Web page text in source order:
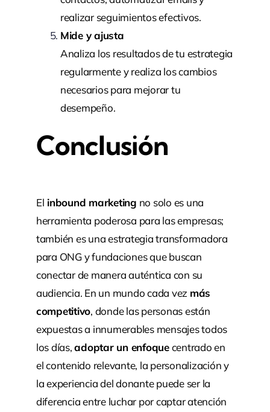
realizar seguimientos efectivos.
Mide y ajusta
Analiza los resultados de tu estrategia
regularmente y realiza los cambios
necesarios para mejorar tu
desempeño.
Conclusión
El inbound marketing no solo es una
herramienta poderosa para las empresas;
también es una estrategia transformadora
para ONG y fundaciones que buscan
conectar de manera auténtica con su
audiencia. En un mundo cada vez más
competitivo, donde las personas están
expuestas a innumerables mensajes todos
los días,adoptar un enfoquecentrado en
el contenido relevante, la personalización y
la experiencia del donante puede ser la
diferencia entre luchar por captar atención